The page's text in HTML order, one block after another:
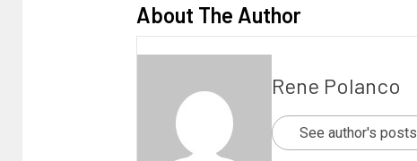
About The Author
Rene Polanco
See author's posts